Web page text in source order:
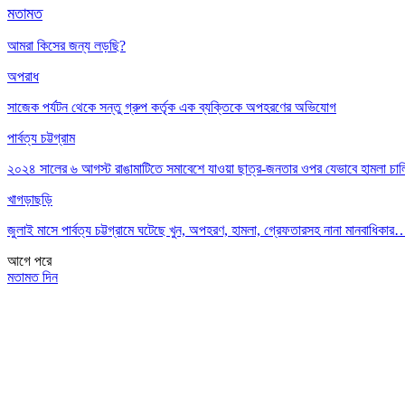
মতামত
আমরা কিসের জন্য লড়ছি?
অপরাধ
সাজেক পর্যটন থেকে সন্তু গ্রুপ কর্তৃক এক ব্যক্তিকে অপহরণের অভিযোগ
পার্বত্য চট্টগ্রাম
২০২৪ সালের ৬ আগস্ট রাঙামাটিতে সমাবেশে যাওয়া ছাত্র-জনতার ওপর যেভাবে হামলা
খাগড়াছড়ি
জুলাই মাসে পার্বত্য চট্টগ্রামে ঘটেছে খুন, অপহরণ, হামলা, গ্রেফতারসহ নানা
আগে পরে
মতামত দিন